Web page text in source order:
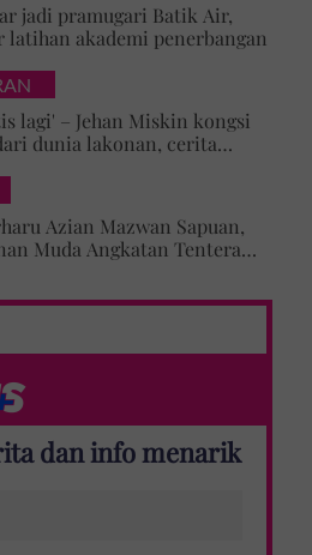
jadi pramugari Batik Air,
latihan akademi penerbangan
lagi' – Jehan Miskin kongsi
dunia lakonan, cerita
Azian Mazwan Sapuan,
Muda Angkatan Tentera
dan info menarik